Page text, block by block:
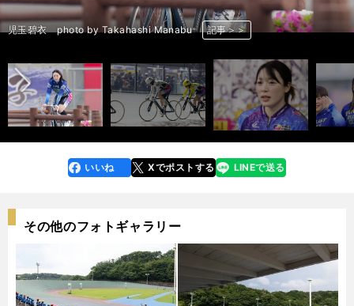
児玉碧衣 photo by Takahashi Manabu 記事＞＞
児玉碧衣 photo by Takahashi Manabu 記事＞＞
児玉碧衣 photo by Takahashi Manabu 記事＞＞
児玉碧衣 photo by Takahashi Manabu 記事＞＞
児玉碧衣 photo by Takahashi Manabu 記事＞＞
児玉碧衣 photo by Takahashi Manabu 記事＞＞
児玉碧衣 photo by Takahashi Manabu 記事＞＞
児玉碧衣 photo by Takahashi Manabu 記事＞＞
児玉碧衣 photo by Takahashi Manabu 記事＞＞
児玉碧衣 photo by Takahashi Manabu 記事＞＞
前へ
faceboo
k
いいね Xでポストする
line LINEで送る
その他のフォトギャラリー